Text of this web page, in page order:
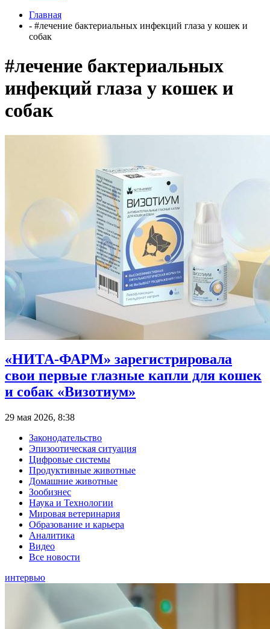
Главная
- #лечение бактериальных инфекций глаза у кошек и
собак
#лечение бактериальных
инфекций глаза у кошек и
собак
«НИТА-ФАРМ» зарегистрировала
свои первые глазные капли для кошек
и собак «Визотиум»
29 мая 2026, 8:38
Законодательство
Эпизоотическая ситуация
Цифровые системы
Продуктивные животные
Домашние животные
Зообизнес
Наука и Технологии
Мировая ветеринария
Образование и карьера
Аналитика
Видео
Все новости
интервью